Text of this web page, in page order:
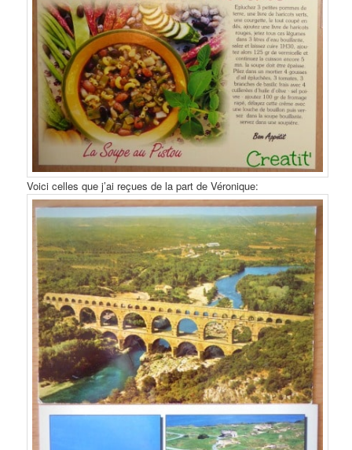
Voici celles que j’ai reçues de la part de Véronique: